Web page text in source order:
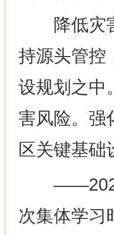
降低灾害
持源头管控
设规划之中
害风险。强
区关键基础
——2026
次集体学习